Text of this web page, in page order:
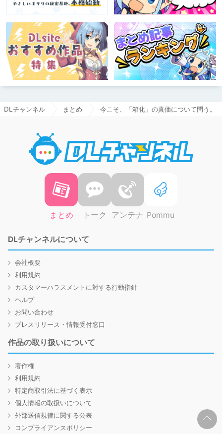
DLチャンネル まとめ 今こそ、「箱化」の真価について問う。
まとめ トーク アンテナ Pommu
DLチャンネルについて
会社概要
利用規約
カスタマーハラスメントに対する行動指針
ヘルプ
お問い合わせ
プレスリリース・情報受付窓口
作品の取り扱いについて
著作権
利用規約
特定商取引法に基づく表示
個人情報の取扱いについて
外部送信規律に関する公表
コンプライアンスポリシー